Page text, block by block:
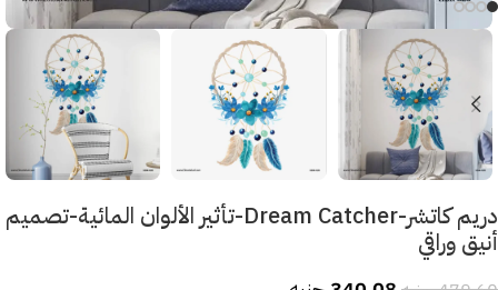
دريم كاتشر-Dream Catcher-تأثير الألوان المائية-تصميم
أنيق وراقي